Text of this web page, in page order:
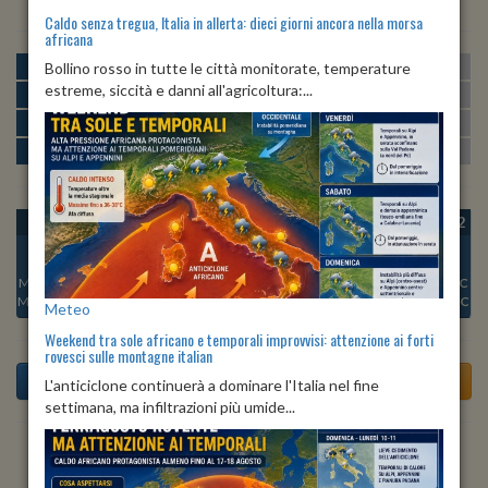
MATTINA min:23º max:29º U:62%
POMERIGGIO min:30º max:31º
SERA min: 24º max:33º U:78%-88%
NOTTE min:23º max:25º U:87%
OGGI
Min:
24°C
Max:33°C
VEN 07
Min:
25°C
Max:33°C
SAB 08
Min:26°C
Max:33°C
DOM 09
Min:25°C
Max:34°C
LUN 10
Min:
25°C
Max:33°C
MAR 11
Min:24°C
Max:33°C
MER 12
Min:
24°C
Max:32°C
Previsioni del Tempo a Terricciola tra 5 giorni
Caldo senza tregua, Italia in allerta: dieci giorni ancora nella morsa
africana
Bollino rosso in tutte le città monitorate, temperature
estreme, siccità e danni all'agricoltura:...
Meteo
Weekend tra sole africano e temporali improvvisi: attenzione ai forti
rovesci sulle montagne italian
L'anticiclone continuerà a dominare l'Italia nel fine
settimana, ma infiltrazioni più umide...